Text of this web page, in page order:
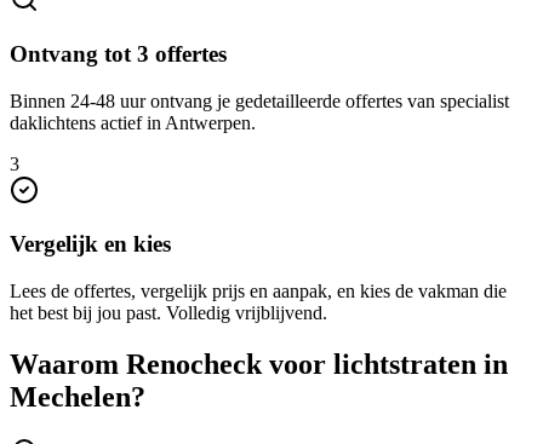
Ontvang tot 3 offertes
Binnen 24-48 uur ontvang je gedetailleerde offertes van specialist
daklichtens actief in Antwerpen.
3
Vergelijk en kies
Lees de offertes, vergelijk prijs en aanpak, en kies de vakman die
het best bij jou past. Volledig vrijblijvend.
Waarom Renocheck voor lichtstraten in
Mechelen?